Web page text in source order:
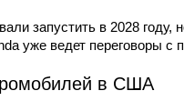
запустить в 2028
уже ведет переговоры с
в США